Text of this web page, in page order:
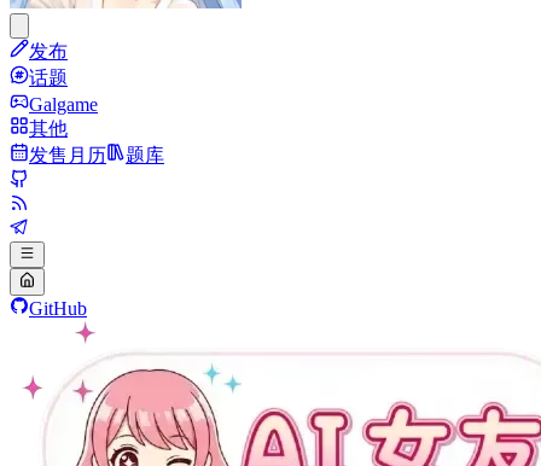
发布
话题
Galgame
其他
发售月历
题库
GitHub